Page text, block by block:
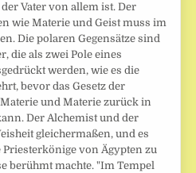
Vater von allem ist. Der
wie Materie und Geist muss im
Die polaren Gegensätze sind
die als zwei Pole eines
werden, wie es die
bevor das Gesetz der
und Materie zurück in
Der Alchemist und der
gleichermaßen, und es
Priesterkönige von Ägypten zu
berühmt machte. "Im Tempel